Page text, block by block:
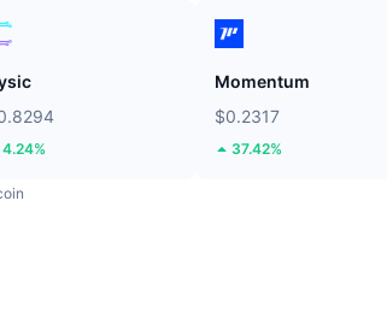
4.24%
Momentum
$0.2317
37.42%